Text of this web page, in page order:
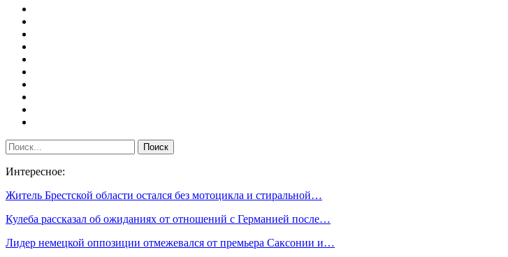
Интересное:
Житель Брестской области остался без мотоцикла и стиральной…
Кулеба рассказал об ожиданиях от отношений с Германией после…
Лидер немецкой оппозиции отмежевался от премьера Саксонии и…